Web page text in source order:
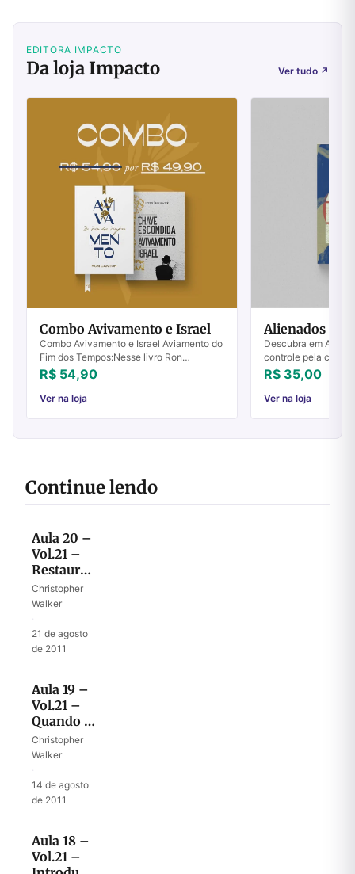
EDITORA IMPACTO
Da loja Impacto Ver tudo ↗
Combo Avivamento e Israel
Combo Avivamento e Israel Aviamento do
Fim dos Tempos:Nesse livro Ron
Cantor examina o que a Bíblia diz sobre o
avivamento do fim dos tempos.“De fato,
tudo i...
R$ 54,90
Ver na loja
Alienados
Descubra em
controle pela
encontrar a
transforme sua vida
R$ 35,00
Ver na loja
Continue lendo
Aula 20 –
Vol.21 –
Restaurando
o
ministério
Christopher
Walker
21 de agosto
de 2011
Aula 19 –
Vol.21 –
Quando o
Reino
reaparece
Christopher
Walker
14 de agosto
de 2011
Aula 18 –
Vol.21 –